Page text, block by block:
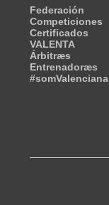
Federación
Competiciones
Certificados
VALENTA
Árbitræs
Entrenadoræs
#somValenciana